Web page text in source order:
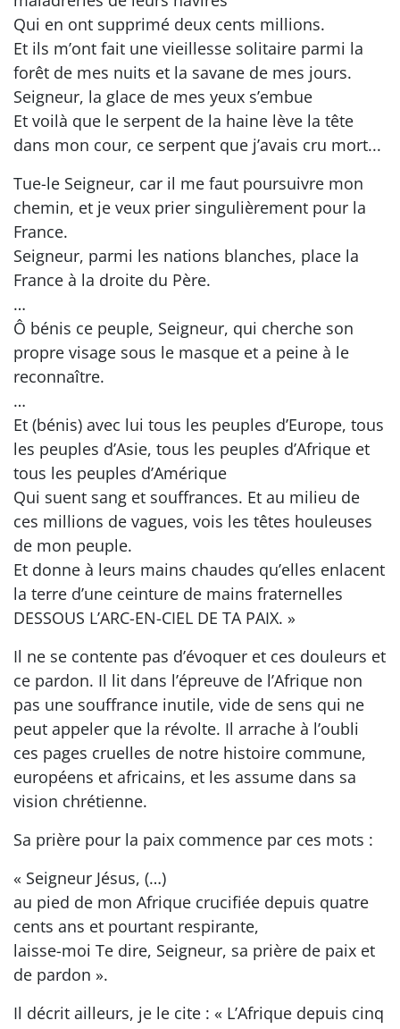
Qui en ont supprimé deux cents millions.
Et ils m’ont fait une vieillesse solitaire parmi la
forêt de mes nuits et la savane de mes jours.
Seigneur, la glace de mes yeux s’embue
Et voilà que le serpent de la haine lève la tête
dans mon cour, ce serpent que j’avais cru mort...
Tue-le Seigneur, car il me faut poursuivre mon
chemin, et je veux prier singulièrement pour la
France.
Seigneur, parmi les nations blanches, place la
France à la droite du Père.
…
Ô bénis ce peuple, Seigneur, qui cherche son
propre visage sous le masque et a peine à le
reconnaître.
…
Et (bénis) avec lui tous les peuples d’Europe, tous
les peuples d’Asie, tous les peuples d’Afrique et
tous les peuples d’Amérique
Qui suent sang et souffrances. Et au milieu de
ces millions de vagues, vois les têtes houleuses
de mon peuple.
Et donne à leurs mains chaudes qu’elles enlacent
la terre d’une ceinture de mains fraternelles
DESSOUS L’ARC-EN-CIEL DE TA PAIX. »
Il ne se contente pas d’évoquer et ces douleurs et
ce pardon. Il lit dans l’épreuve de l’Afrique non
pas une souffrance inutile, vide de sens qui ne
peut appeler que la révolte. Il arrache à l’oubli
ces pages cruelles de notre histoire commune,
européens et africains, et les assume dans sa
vision chrétienne.
Sa prière pour la paix commence par ces mots :
« Seigneur Jésus, (…)
au pied de mon Afrique crucifiée depuis quatre
cents ans et pourtant respirante,
laisse-moi Te dire, Seigneur, sa prière de paix et
de pardon ».
Il décrit ailleurs, je le cite : « L’Afrique depuis cinq